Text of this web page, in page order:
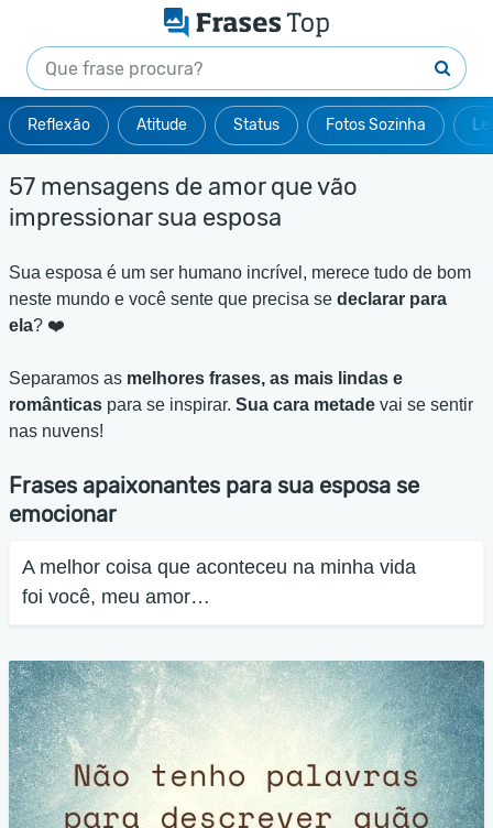
Reflexão Atitude Status Fotos Sozinha
57 mensagens de amor que vão
impressionar sua esposa
Sua esposa é um ser humano incrível, merece tudo de bom
neste mundo e você sente que precisa se declarar para
ela? ❤️
Separamos as melhores frases, as mais lindas e
românticas para se inspirar. Sua cara metade vai se sentir
nas nuvens!
Frases apaixonantes para sua esposa se
emocionar
A melhor coisa que aconteceu na minha vida
foi você, meu amor…